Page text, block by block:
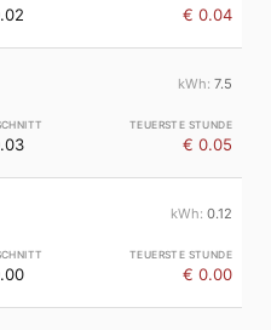
€ 0.04
7.5
€ 0.05
0.12
€ 0.00